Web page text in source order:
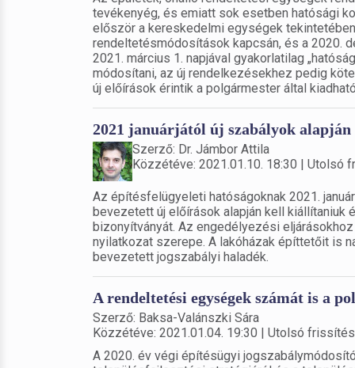
tevékenyég, és emiatt sok esetben hatósági
először a kereskedelmi egységek
rendeltetésmódosítások kapcsán, és a 2020.
2021. március 1. napjával gyakorlatilag
módosítani, az új rendelkezésekhez pedig
új előírások érintik a polgármester által
2021 januárjától új szabályok
Szerző: Dr. Jámbor Attila
Közzétéve: 2021.01.10. 18:30 | Utolsó
Az építésfelügyeleti hatóságoknak 2021.
bevezetett új előírások alapján kell
bizonyítványát. Az engedélyezési
nyilatkozat szerepe. A lakóházak építtetőit is
bevezetett jogszabályi haladék.
A rendeltetési egységek számát is a
Szerző: Baksa-Valánszki Sára
Közzétéve: 2021.01.04. 19:30 | Utolsó
A 2020. év végi építésügyi